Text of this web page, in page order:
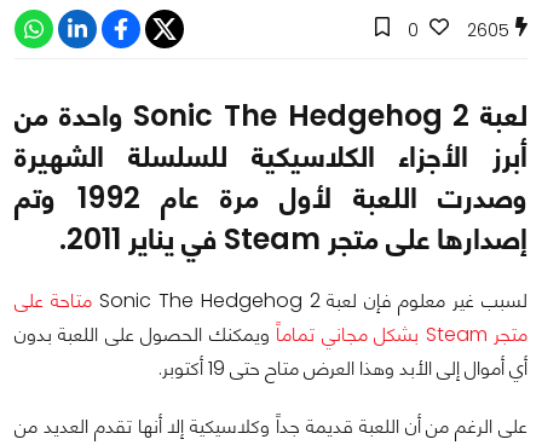
2605
0
لعبة Sonic The Hedgehog 2 واحدة من
أبرز الأجزاء الكلاسيكية للسلسلة الشهيرة
وصدرت اللعبة لأول مرة عام 1992 وتم
إصدارها على متجر Steam في يناير 2011.
لسبب غير معلوم فإن لعبة Sonic The Hedgehog 2
متاحة على
متجر Steam بشكل مجاني تماماً
ويمكنك الحصول على اللعبة بدون
أي أموال إلى الأبد وهذا العرض متاح حتى 19 أكتوبر.
على الرغم من أن اللعبة قديمة جداً وكلاسيكية إلا أنها تقدم العديد من